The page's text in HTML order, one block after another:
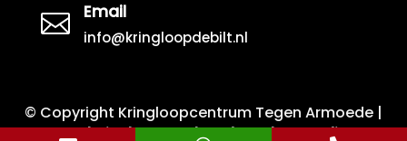
 Email
info@kringloopdebilt.nl
© Copyright Kringloopcentrum Tegen Armoede |
Website laten maken door Flexamedia